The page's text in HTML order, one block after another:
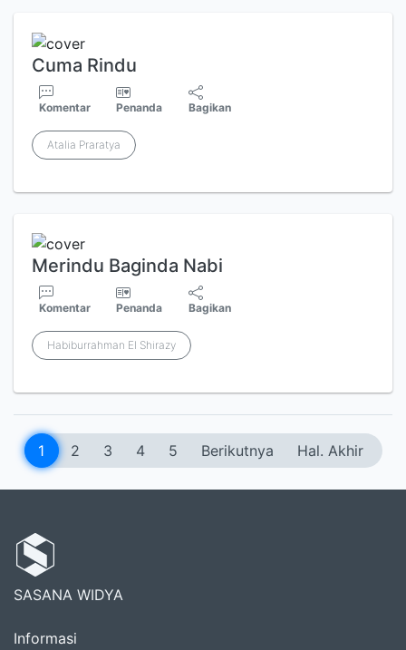
Cuma Rindu
Komentar Penanda Bagikan
Atalia Praratya
Merindu Baginda Nabi
Komentar Penanda Bagikan
Habiburrahman El Shirazy
1 2 3 4 5 Berikutnya Hal. Akhir
SASANA WIDYA
Informasi